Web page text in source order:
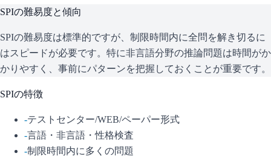
SPIの難易度と傾向
SPIの難易度は標準的ですが、制限時間内に全問を解き切るに
はスピードが必要です。特に非言語分野の推論問題は時間がか
かりやすく、事前にパターンを把握しておくことが重要です。
SPIの特徴
-テストセンター/WEB/ペーパー形式
-言語・非言語・性格検査
-制限時間内に多くの問題